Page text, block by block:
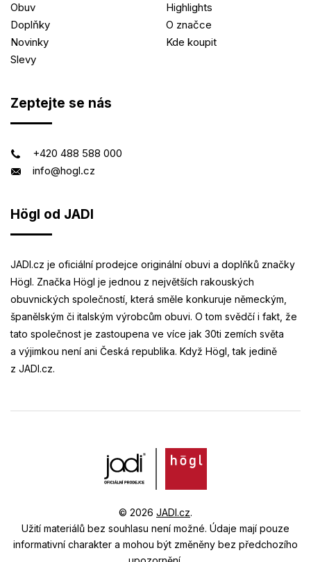
Obuv
Doplňky
Novinky
Slevy
Highlights
O značce
Kde koupit
Zeptejte se nás
+420 488 588 000
info@hogl.cz
Högl od JADI
JADI.cz je oficiální prodejce originální obuvi a doplňků značky
Högl. Značka Högl je jednou z největších rakouských
obuvnických společností, která směle konkuruje německým,
španělským či italským výrobcům obuvi. O tom svědčí i fakt, že
tato společnost je zastoupena ve více jak 30ti zemích světa
a výjimkou není ani Česká republika. Když Högl, tak jedině
z JADI.cz.
© 2026 JADI.cz.
Užití materiálů bez souhlasu není možné. Údaje mají pouze
informativní charakter a mohou být změněny bez předchozího